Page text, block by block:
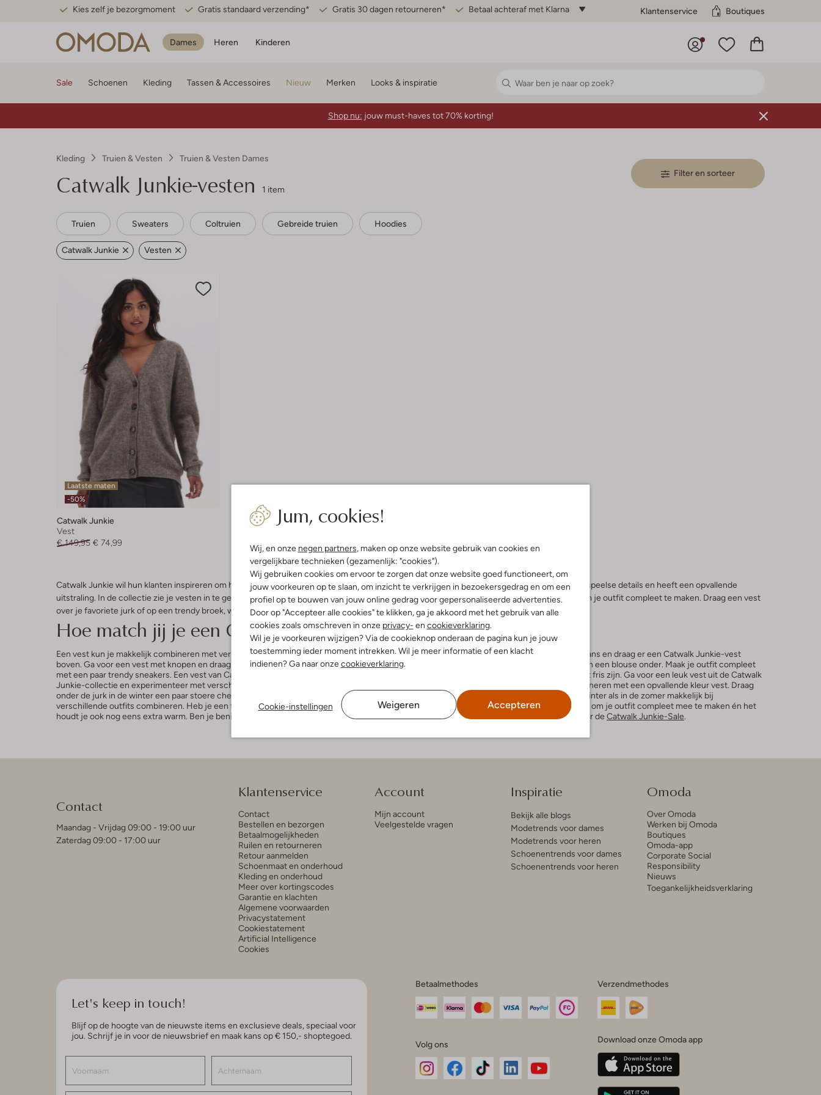
Kies zelf je bezorgmoment Gratis standaard verzending* Gratis 30 dagen retourneren* Betaal achteraf met Klarna Klantenservice Boutiques
Dames Heren Kinderen
Jum, cookies!
Wij, en onze negen partners, maken op onze website gebruik van cookies en
vergelijkbare technieken (gezamenlijk: "cookies").
Wij gebruiken cookies om ervoor te zorgen dat onze website goed functioneert, om
jouw voorkeuren op te slaan, om inzicht te verkrijgen in bezoekersgedrag en om een
profiel op te bouwen van jouw online gedrag voor gepersonaliseerde advertenties.
Door op "Accepteer alle cookies" te klikken, ga je akkoord met het gebruik van alle
cookies zoals omschreven in onze privacy- en cookieverklaring.
Wil je je voorkeuren wijzigen? Via de cookieknop onderaan de pagina kun je jouw
toestemming ieder moment intrekken. Wil je meer informatie of een klacht
indienen? Ga naar onzecookieverklaring.
Cookie-instellingen Weigeren Accepteren
Sale Schoenen Kleding Tassen & Accessoires Nieuw Merken Looks & inspiratie
Shop nu: jouw must-haves tot 70% korting!
Kleding Truien & Vesten Truien & Vesten Dames
Catwalk Junkie-vesten 1 item
Filter en sorteer
Truien Sweaters Coltruien Gebreide truien Hoodies
Catwalk Junkie Vesten
Laatste maten
-50%
Catwalk Junkie
Vest
€ 149,95 € 74,99
Catwalk Junkie wil hun klanten inspireren om hun creatieve kant te laten zien via mode. Een vest van Catwalk Junkie is dan ook voorzien van speelse details en heeft een opvallende
uitstraling. In de collectie zie je vesten in te gekke kleuren en unieke prints terugkomen. Een Catwalk Junkie-vest is het ideale kledingstuk om je outfit compleet te maken. Draag een vest
over je favoriete jurk of op een trendy broek, want met een vest van Catwalk Junkie maak jij een echt fashionstatement.
Hoe match jij je een Catwalk Junkie-vest?
Een vest kun je makkelijk combineren met verschillende outfits. Wil je een alledaagse look creëren? Draag dan een vest op een high waist jeans en draag er een Catwalk Junkie-vest
boven. Ga voor een vest met knopen en draag ‘m dicht voor een casual, maar nette look. Wil je de look een nettere touch geven? Draag er dan een blouse onder. Maak je outfit compleet
met een paar trendy sneakers. Een vest van Catwalk Junkie is ook goed te matchen met een jurk. Vooral in de winter kan een jurkje soms wat fris zijn. Ga voor een leuk vest uit de Catwalk
Junkie-collectie en experimenteer met verschillende kleuren en printjes. Geef bijvoorbeeld je outfit meer kleur door een basic jurk te combineren met een opvallende kleur vest. Draag
onder de jurk in de winter een paar stoere chelsea boots en ga in de zomer voor een paar zomerse sandaaltjes. Een vest kun je zowel in de winter als in de zomer makkelijk bij
verschillende outfits combineren. Heb je een tuinfeestje en koelt het s ’avonds af? Dan is een vest van Catwalk Junkie het ideale kledingstuk om je outfit compleet mee te maken én het
houdt je ook nog eens extra warm. Ben je benieuwd naar de andere items van Catwalk Junkie? Shop dan de hele
en check ook zeker de Catwalk Junkie-Sale.
Contact
Maandag - Vrijdag 09:00 - 19:00 uur
Zaterdag 09:00 - 17:00 uur
Klantenservice
Contact
Bestellen en bezorgen
Betaalmogelijkheden
Ruilen en retourneren
Retour aanmelden
Schoenmaat en onderhoud
Kleding en onderhoud
Meer over kortingscodes
Garantie en klachten
Algemene voorwaarden
Privacystatement
Cookiestatement
Artificial Intelligence
Cookies
Account
Mijn account
Veelgestelde vragen
Inspiratie
Bekijk alle blogs
Modetrends voor dames
Modetrends voor heren
Schoenentrends voor dames
Schoenentrends voor heren
Omoda
Over Omoda
Werken bij Omoda
Boutiques
Omoda-app
Corporate Social
Responsibility
Nieuws
Toegankelijkheidsverklaring
Let's keep in touch!
Blijf op de hoogte van de nieuwste items en exclusieve deals, speciaal voor
jou. Schrijf je in voor de nieuwsbrief en maak kans op € 150,- shoptegoed.
Betaalmethodes
Volg ons
Verzendmethodes
Download onze Omoda app